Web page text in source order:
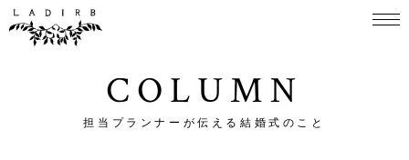
COLUMN
担当プランナーが伝える結婚式のこと